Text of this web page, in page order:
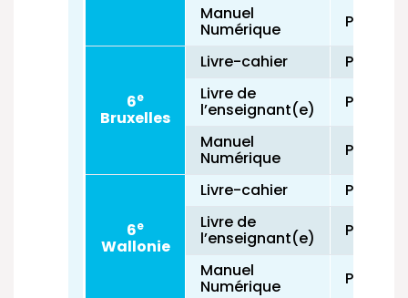
Manuel
Numérique Paru
6e
Bruxelles
Livre-cahier
Paru
Livre de
l’enseignant(e)
Paru
Manuel
Numérique Paru
6e
Wallonie
Livre-cahier
Paru
Livre de
l’enseignant(e)
Paru
Manuel
Numérique Paru